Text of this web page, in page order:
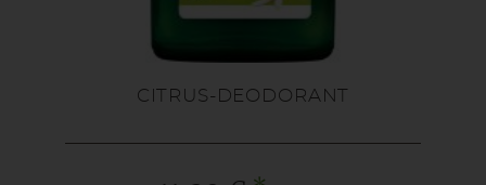
CITRUS-DEODORANT